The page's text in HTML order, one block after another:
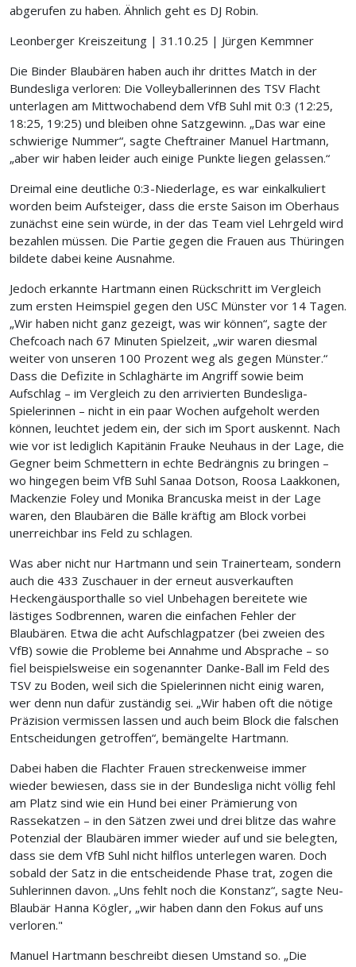
abgerufen zu haben. Ähnlich geht es DJ Robin.
Leonberger Kreiszeitung | 31.10.25 | Jürgen Kemmner
Die Binder Blaubären haben auch ihr drittes Match in der
Bundesliga verloren: Die Volleyballerinnen des TSV Flacht
unterlagen am Mittwochabend dem VfB Suhl mit 0:3 (12:25,
18:25, 19:25) und bleiben ohne Satzgewinn. „Das war eine
schwierige Nummer“, sagte Cheftrainer Manuel Hartmann,
„aber wir haben leider auch einige Punkte liegen gelassen.“
Dreimal eine deutliche 0:3-Niederlage, es war einkalkuliert
worden beim Aufsteiger, dass die erste Saison im Oberhaus
zunächst eine sein würde, in der das Team viel Lehrgeld wird
bezahlen müssen. Die Partie gegen die Frauen aus Thüringen
bildete dabei keine Ausnahme.
Jedoch erkannte Hartmann einen Rückschritt im Vergleich
zum ersten Heimspiel gegen den USC Münster vor 14 Tagen.
„Wir haben nicht ganz gezeigt, was wir können“, sagte der
Chefcoach nach 67 Minuten Spielzeit, „wir waren diesmal
weiter von unseren 100 Prozent weg als gegen Münster.“
Dass die Defizite in Schlaghärte im Angriff sowie beim
Aufschlag – im Vergleich zu den arrivierten Bundesliga-
Spielerinnen – nicht in ein paar Wochen aufgeholt werden
können, leuchtet jedem ein, der sich im Sport auskennt. Nach
wie vor ist lediglich Kapitänin Frauke Neuhaus in der Lage, die
Gegner beim Schmettern in echte Bedrängnis zu bringen –
wo hingegen beim VfB Suhl Sanaa Dotson, Roosa Laakkonen,
Mackenzie Foley und Monika Brancuska meist in der Lage
waren, den Blaubären die Bälle kräftig am Block vorbei
unerreichbar ins Feld zu schlagen.
Was aber nicht nur Hartmann und sein Trainerteam, sondern
auch die 433 Zuschauer in der erneut ausverkauften
Heckengäusporthalle so viel Unbehagen bereitete wie
lästiges Sodbrennen, waren die einfachen Fehler der
Blaubären. Etwa die acht Aufschlagpatzer (bei zweien des
VfB) sowie die Probleme bei Annahme und Absprache – so
fiel beispielsweise ein sogenannter Danke-Ball im Feld des
TSV zu Boden, weil sich die Spielerinnen nicht einig waren,
wer denn nun dafür zuständig sei. „Wir haben oft die nötige
Präzision vermissen lassen und auch beim Block die falschen
Entscheidungen getroffen“, bemängelte Hartmann.
Dabei haben die Flachter Frauen streckenweise immer
wieder bewiesen, dass sie in der Bundesliga nicht völlig fehl
am Platz sind wie ein Hund bei einer Prämierung von
Rassekatzen – in den Sätzen zwei und drei blitze das wahre
Potenzial der Blaubären immer wieder auf und sie belegten,
dass sie dem VfB Suhl nicht hilflos unterlegen waren. Doch
sobald der Satz in die entscheidende Phase trat, zogen die
Suhlerinnen davon. „Uns fehlt noch die Konstanz“, sagte Neu-
Blaubär Hanna Kögler, „wir haben dann den Fokus auf uns
verloren."
Manuel Hartmann beschreibt diesen Umstand so. „Die